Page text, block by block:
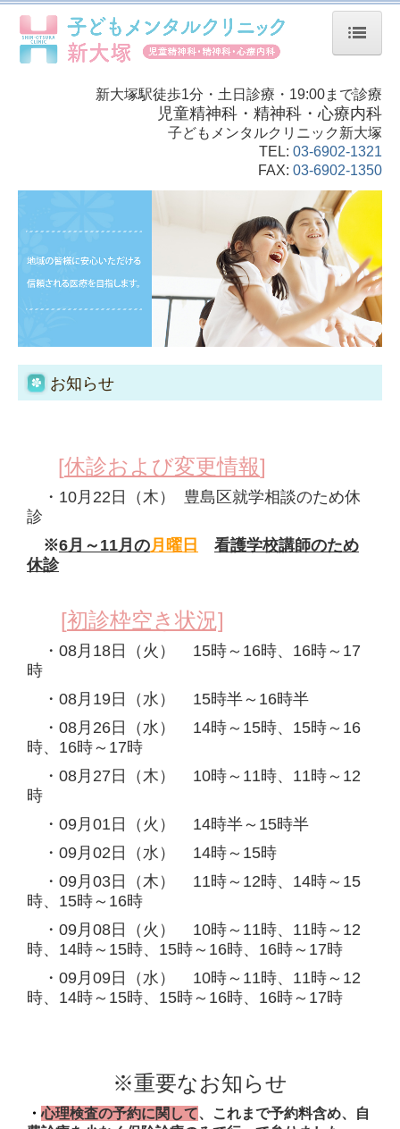
初診予約の方へ
初診に際してのQ&A
心理検査について
自費診療について
こころのクリニック 狭山台 診療時間 クリニック案内
新大塚駅徒歩1分・土日診療・19:00まで診療
児童精神科・精神科・心療内科
子どもメンタルクリニック新大塚
TEL: 03-6902-1321
FAX: 03-6902-1350
お知らせ
[休診および変更情報]
・10 月22日（木） 豊島区就学相談のため休
診
※6月～11月の月曜日
看護学校講師のため
休診
[初診枠空き状況]
・08 月18日（火）
15時～16時、16時～17
時
・08 月19日（水）
15時半～16時半
・08 月26日（水）
14時～15時、15時～16
時、16時～17時
・08 月27日（木）
10時～11時、11時～12
時
・09 月01日（火）
14時半～15時半
・09 月02日（水）
14時～15時
・09 月03日（木）
11時～12時、14時～15
時、15時～16時
・09 月08日（火）
10時～11時、11時～12
時、14時～15時、15時～16時、16時～17時
・09 月09日（水）
10時～11時、11時～12
時、14時～15時、15時～16時、16時～17時
※重要なお知らせ
・心理検査の予約に関して、これまで予約料含め、自